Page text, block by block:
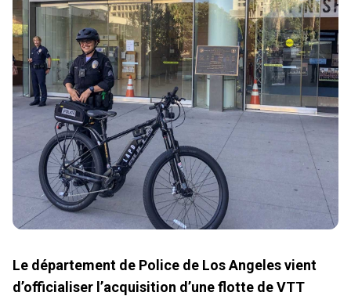
Le département de Police de Los Angeles vient
d’officialiser l’acquisition d’une flotte de VTT